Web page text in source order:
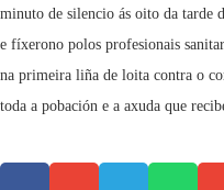
minuto de silencio ás oito da tarde
e fíxerono polos profesionais
na primeira liña de loita contra o
toda a pobación e a axuda que